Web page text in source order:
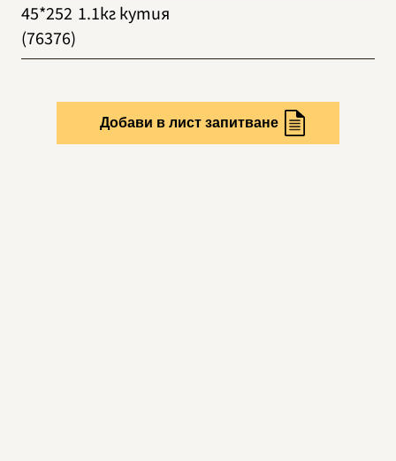
45*252
(76376)
1.1кг кутия
Добави в лист запитване